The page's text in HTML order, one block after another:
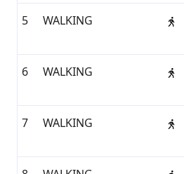
5 WALKING
6 WALKING
7 WALKING